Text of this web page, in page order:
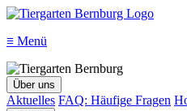
≡ Menü
Über uns
Aktuelles FAQ: Häufige Fragen